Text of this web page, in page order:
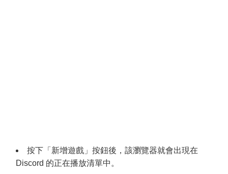
按下「新增遊戲」按鈕後，該瀏覽器就會出現在
Discord 的正在播放清單中。